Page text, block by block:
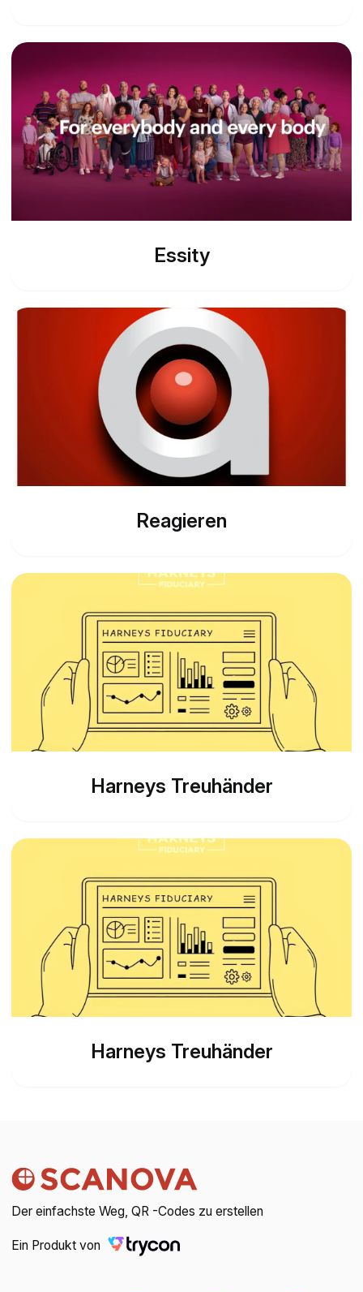
Essity
Reagieren
Harneys Treuhänder
Harneys Treuhänder
Der einfachste Weg, QR -Codes zu erstellen
Ein Produkt von